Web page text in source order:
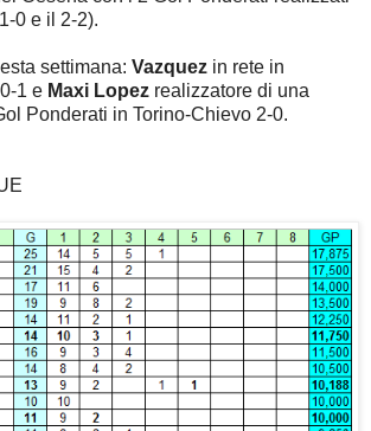
0 e il 2-2).
settimana: Vazquez in rete in
1 e Maxi Lopez realizzatore di una
Ponderati in Torino-Chievo 2-0.